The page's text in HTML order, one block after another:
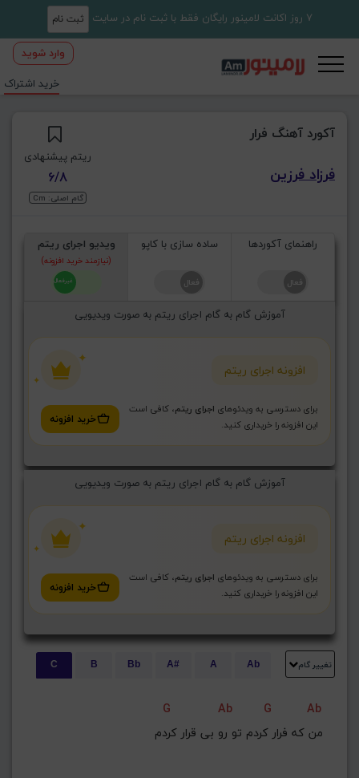
7 روز اکانت لامینور رایگان فقط با ثبت نام در سایت ثبت نام
وارد شوید
خرید اشتراک
آکورد آهنگ فرار
فرزاد فرزین
ریتم پیشنهادی
6/8
گام اصلی: Cm
راهنمای آکوردها ساده سازی با کاپو ویدیو اجرای ریتم
(نیازمند خرید افزونه)
آموزش گام به گام اجرای ریتم به صورت ویدیویی
افزونه اجرای ریتم
برای دسترسی به ویدئوهای اجرای ریتم، کافی است
این افزونه را خریداری کنید.
خرید افزونه
آموزش گام به گام اجرای ریتم به صورت ویدیویی
افزونه اجرای ریتم
برای دسترسی به ویدئوهای اجرای ریتم، کافی است
این افزونه را خریداری کنید.
خرید افزونه
تغییر گام Ab
A
A#
Bb
B
C
G Ab G
Ab